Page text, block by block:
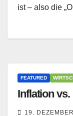
ist – also die
FEATURED
Inflation
19.